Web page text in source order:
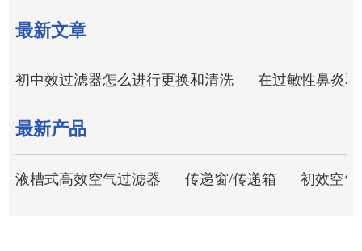
最新文章
初中效过滤器怎么进行更换和清洗 在过敏性鼻炎
最新产品
液槽式高效空气过滤器 传递窗/传递箱 初效空